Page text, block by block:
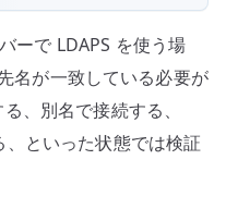
ーで LDAPS を使う場
名が一致している必要が
、別名で接続する、
といった状態では検証